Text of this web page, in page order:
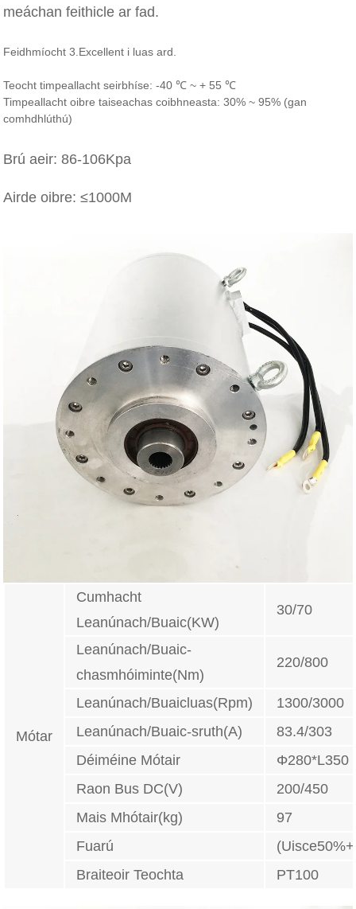
meáchan feithicle ar fad.
Feidhmíocht 3.Excellent i luas ard.
Teocht timpeallacht seirbhíse: -40 ℃ ~ + 55 ℃
Timpeallacht oibre taiseachas coibhneasta: 30% ~ 95% (gan
comhdhlúthú)
Brú aeir: 86-106Kpa
Airde oibre: ≤1000M
Mótar
Cumhacht
Leanúnach/Buaic(KW)
30/70
Leanúnach/Buaic-
chasmhóiminte(Nm)
220/800
Leanúnach/Buaicluas(Rpm)
1300/3000
Leanúnach/Buaic-sruth(A)
83.4/303
Déiméine Mótair
Φ280*L350
Raon Bus DC(V)
200/450
Mais Mhótair(kg)
97
Fuarú
Braiteoir Teochta
PT100